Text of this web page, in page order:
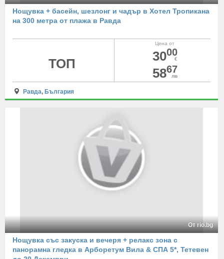
Нощувка + басейн, шезлонг и чадър в Хотел Тропикана
на 300 метра от плажа в Равда
Цена от
3000
€
5867
лв
ТОП
Равда, България
От rio.bg
Нощувка със закуска и вечеря + релакс зона с
панорамна гледка в Арборетум Вила & СПА 5*, Тетевен